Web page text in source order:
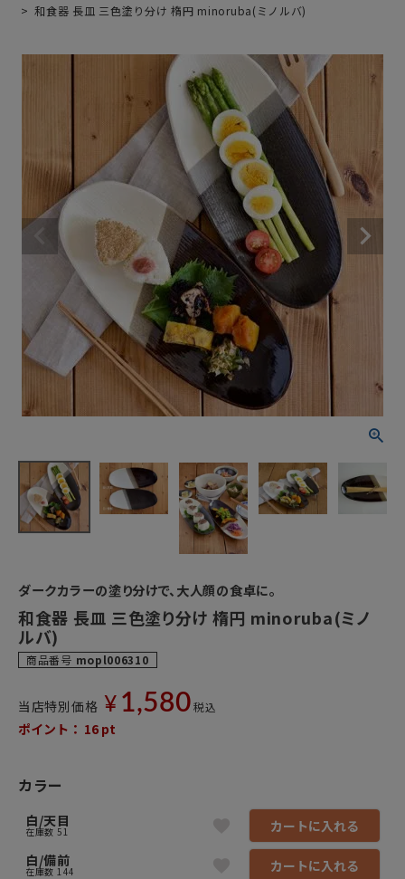
和食器 長皿 三色塗り分け 楕円 minoruba(ミノルバ)
ダークカラーの塗り分けで、大人顔の食卓に。
和食器 長皿 三色塗り分け 楕円 minoruba(ミノ
ルバ)
商品番号 mopl006310
当店特別価格 ¥ 1,580 税込
ポイント： 16 pt
カラー
白/天目
在庫数51
カートに入れる
白/備前
在庫数 144 カートに入れる